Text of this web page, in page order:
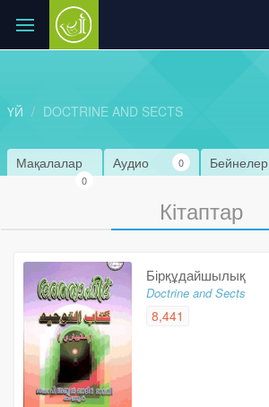
ҮЙ DOCTRINE AND SECTS
Бейнелер
Аудио 0
Мақалалар
0
Кітаптар
Бірқұдайшылық
Doctrine and Sects
8,441